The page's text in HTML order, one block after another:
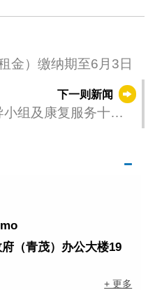
金）缴纳期至6月3日
下一则新闻
组及康复服务十年
（青茂）办公大楼19
+ 更多